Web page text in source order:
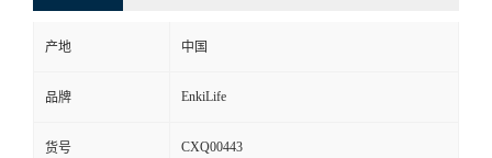
产地 中国
品牌 EnkiLife
货号 CXQ00443